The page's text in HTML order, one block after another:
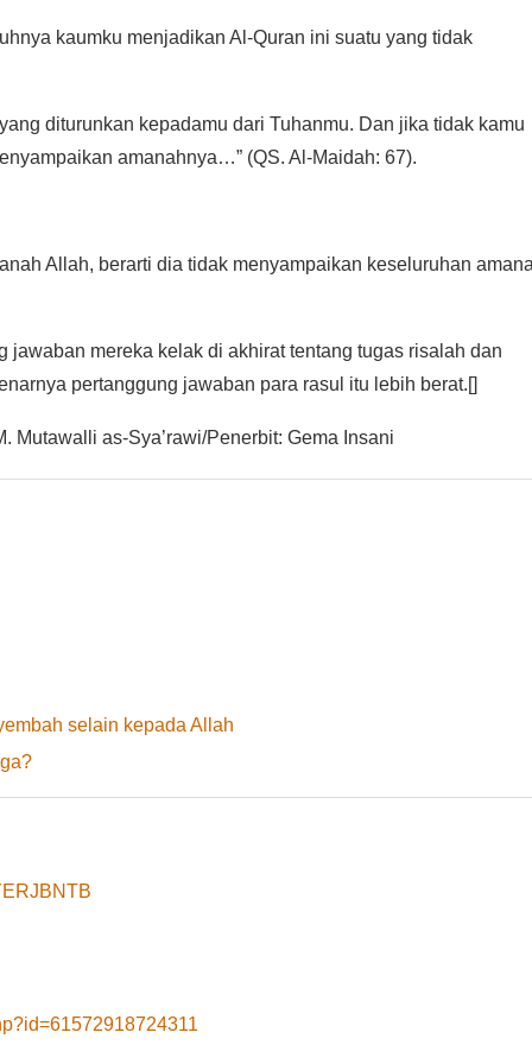
kaumku menjadikan Al-Quran ini suatu yang tidak
diturunkan kepadamu dari Tuhanmu. Dan jika tidak kamu
amanahnya…” (QS. Al-Maidah: 67).
Allah, berarti dia tidak menyampaikan keseluruhan
mereka kelak di akhirat tentang tugas risalah dan
pertanggung jawaban para rasul itu lebih berat.[]
Mutawalli as-Sya’rawi/Penerbit: Gema Insani
selain kepada Allah